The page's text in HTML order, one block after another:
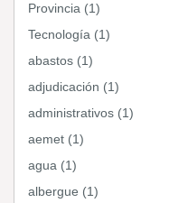
Provincia (1)
Tecnología (1)
abastos (1)
adjudicación (1)
administrativos (1)
aemet (1)
agua (1)
albergue (1)